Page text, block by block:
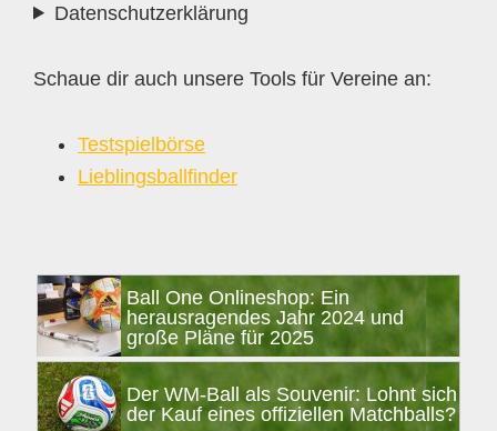
Datenschutzerklärung
Schaue dir auch unsere Tools für Vereine an:
Testspielbörse
Lieblingsballfinder
SeitenspalteBall One Onlineshop: Ein
herausragendes Jahr 2024 und
große Pläne für 2025
Der WM-Ball als Souvenir: Lohnt sich
der Kauf eines offiziellen Matchballs?